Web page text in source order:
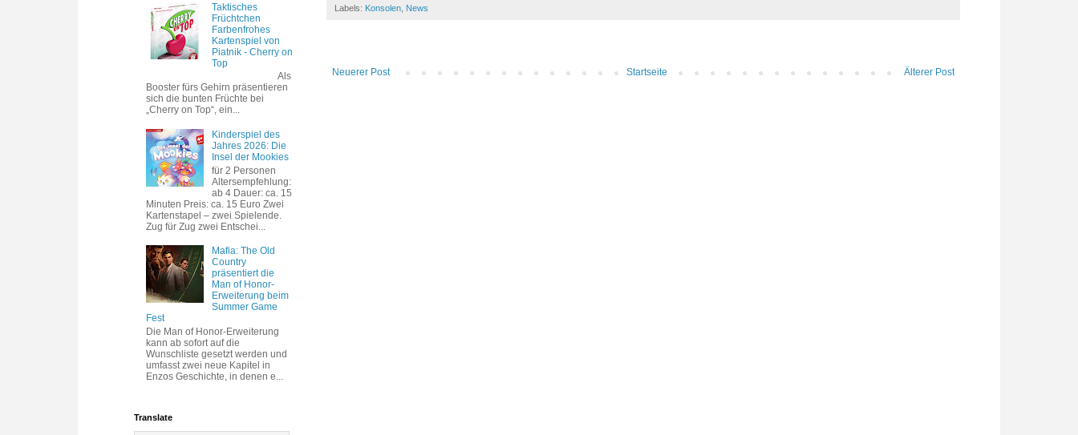
Labels: Konsolen, News
Neuerer Post Älterer Post
Startseite
Taktisches
Früchtchen
Farbenfrohes
Kartenspiel von
Piatnik - Cherry on
Top
Als
Booster fürs Gehirn präsentieren
sich die bunten Früchte bei
„Cherry on Top“, ein...
Kinderspiel des
Jahres 2026: Die
Insel der Mookies
für 2 Personen
Altersempfehlung:
ab 4 Dauer: ca. 15
Minuten Preis: ca. 15 Euro Zwei
Kartenstapel – zwei Spielende.
Zug für Zug zwei Entschei...
Mafia: The Old
Country
präsentiert die
Man of Honor-
Erweiterung beim
Summer Game
Fest
Die Man of Honor-Erweiterung
kann ab sofort auf die
Wunschliste gesetzt werden und
umfasst zwei neue Kapitel in
Enzos Geschichte, in denen e...
Translate